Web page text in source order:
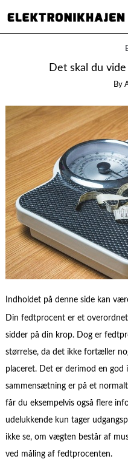
Det skal du
By
Indholdet på denne side kan
Din fedtprocent er et
sidder på din krop. Dog er
størrelse, da det ikke fortæller
placeret. Det er derimod en
sammensætning er på et
får du eksempelvis også flere
udelukkende kun tager
ikke se, om vægten består af
ved måling af fedtprocenten.